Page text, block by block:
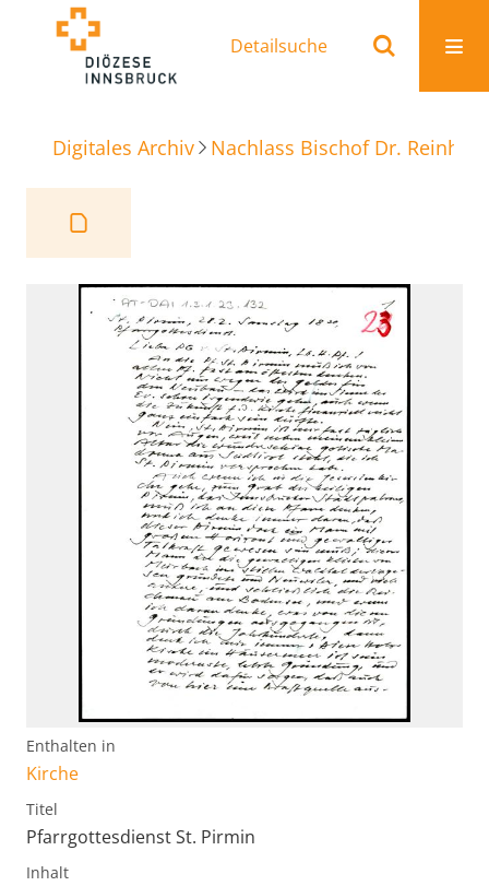
Detailsuche
Digitales Archiv Nachlass Bischof Dr.
Enthalten in
Kirche
Titel
Pfarrgottesdienst St. Pirmin
Inhalt